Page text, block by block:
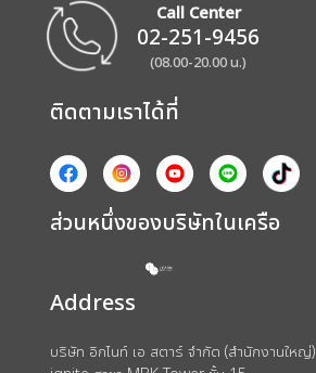
Call Center
02-251-9456
(08.00-20.00 น.)
ติดตามเราได้ที่
ส่วนหนึ่งของบริษัทในเครือ
Address
บริษัท อิกไนท์ เอ สตาร์ จำกัด (สำนักงานใหญ่)